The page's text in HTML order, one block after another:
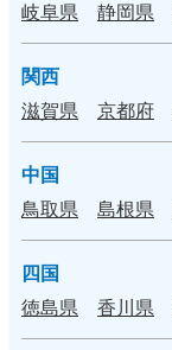
岐阜県
静岡県
関西
滋賀県
京都府
中国
鳥取県
島根県
四国
徳島県
香川県